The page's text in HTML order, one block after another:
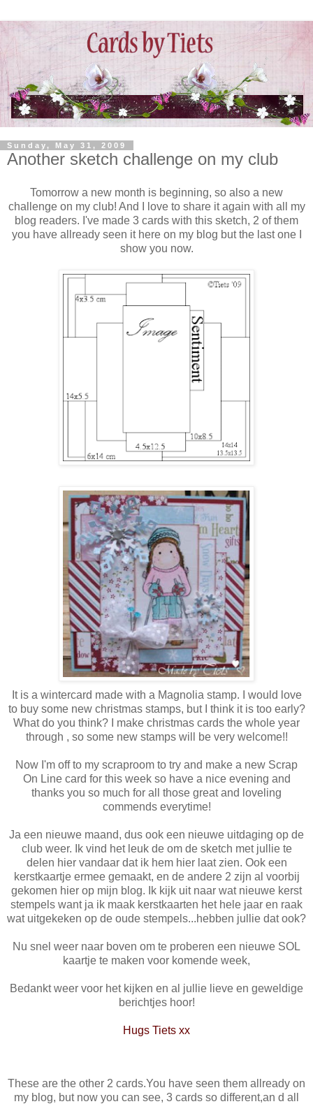
Sunday, May 31, 2009
Another sketch challenge on my club
Tomorrow a new month is beginning, so also a new
challenge on my club! And I love to share it again with all my
blog readers. I've made 3 cards with this sketch, 2 of them
you have allready seen it here on my blog but the last one I
show you now.
It is a wintercard made with a Magnolia stamp. I would love
to buy some new christmas stamps, but I think it is too early?
What do you think? I make christmas cards the whole year
through , so some new stamps will be very welcome!!
Now I'm off to my scraproom to try and make a new Scrap
On Line card for this week so have a nice evening and
thanks you so much for all those great and loveling
commends everytime!
Ja een nieuwe maand, dus ook een nieuwe uitdaging op de
club weer. Ik vind het leuk de om de sketch met jullie te
delen hier vandaar dat ik hem hier laat zien. Ook een
kerstkaartje ermee gemaakt, en de andere 2 zijn al voorbij
gekomen hier op mijn blog. Ik kijk uit naar wat nieuwe kerst
stempels want ja ik maak kerstkaarten het hele jaar en raak
wat uitgekeken op de oude stempels...hebben jullie dat ook?
Nu snel weer naar boven om te proberen een nieuwe SOL
kaartje te maken voor komende week,
Bedankt weer voor het kijken en al jullie lieve en geweldige
berichtjes hoor!
Hugs Tiets xx
These are the other 2 cards.You have seen them allready on
my blog, but now you can see, 3 cards so different,an d all